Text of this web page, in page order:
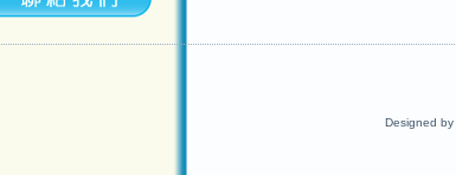
Designed by